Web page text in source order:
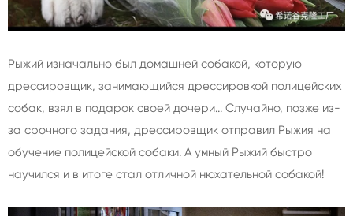
Рыжий изначально был домашней собакой, которую
дрессировщик, занимающийся дрессировкой полицейских
собак, взял в подарок своей дочери... Случайно, позже из-
за срочного задания, дрессировщик отправил Рыжия на
обучение полицейской собаки. А умный Рыжий быстро
научился и в итоге стал отличной нюхательной собакой!